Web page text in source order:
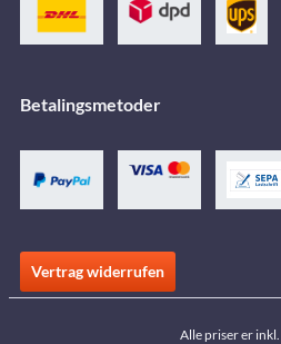
Betalingsmetoder
Vertrag widerrufen
Alle priser er